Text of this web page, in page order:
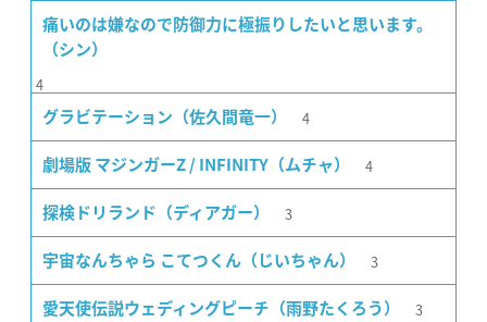
痛いのは嫌なので防御力に極振りしたいと思います。
（シン）
4
グラビテーション（佐久間竜一） 4
劇場版 マジンガーZ / INFINITY（ムチャ） 4
探検ドリランド（ディアガー） 3
宇宙なんちゃら こてつくん（じいちゃん） 3
愛天使伝説ウェディングピーチ（雨野たくろう） 3